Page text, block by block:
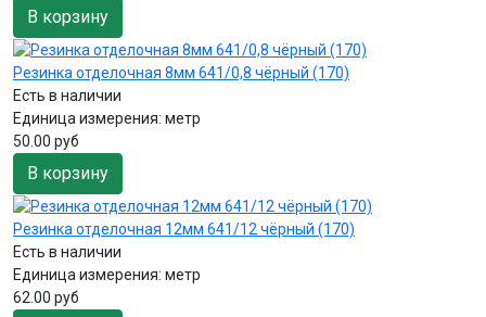
В корзину
Резинка отделочная 8мм 641/0,8 чёрный (170)
Есть в наличии
Единица измерения: метр
50.00 руб
В корзину
Резинка отделочная 12мм 641/12 чёрный (170)
Есть в наличии
Единица измерения: метр
62.00 руб